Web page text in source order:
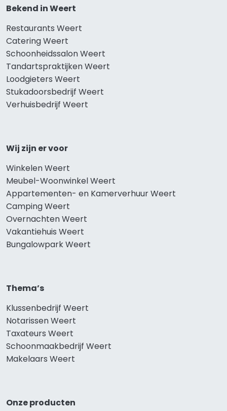
Bekend in Weert
Restaurants Weert
Catering Weert
Schoonheidssalon Weert
Tandartspraktijken Weert
Loodgieters Weert
Stukadoorsbedrijf Weert
Verhuisbedrijf Weert
Wij zijn er voor
Winkelen Weert
Meubel-Woonwinkel Weert
Appartementen- en Kamerverhuur Weert
Camping Weert
Overnachten Weert
Vakantiehuis Weert
Bungalowpark Weert
Thema’s
Klussenbedrijf Weert
Notarissen Weert
Taxateurs Weert
Schoonmaakbedrijf Weert
Makelaars Weert
Onze producten